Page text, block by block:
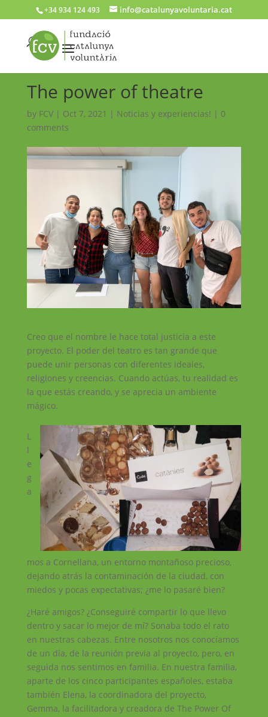
+34 934 124 493 info@catalunyavoluntaria.cat
The power of theatre
by FCV| Oct 7, 2021 | Noticias y experiencias! | 0
comments
Creo que el nombre le hace total justicia a este
proyecto. El poder del teatro es tan grande que
puede unir personas con diferentes ideales,
religiones y creencias. Cuando actúas, tu realidad es
la que estás creando, y se aprecia un ambiente
mágico.
L
l
e
g
a
mos a Cornellana, un entorno montañoso precioso,
dejando atrás la contaminación de la ciudad, con
miedos y pocas expectativas; ¿me lo pasaré bien?
¿Haré amigos? ¿Conseguiré compartir lo que llevo
dentro y sacar lo mejor de mí? Sonaba todo el rato
en nuestras cabezas. Entre nosotros nos conocíamos
de un día, de la reunión previa al proyecto, pero, en
seguida nos sentimos en familia. En nuestra familia,
aparte de los cinco participantes españoles, estaba
también Elena, la coordinadora del proyecto,
Gemma, la facilitadora y creadora de The Power Of